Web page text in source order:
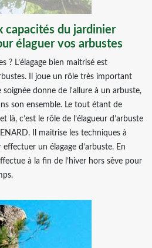
capacités du jardinier
élaguer vos arbustes
? L’élagage bien maitrisé est
Il joue un rôle très important
donne de l'allure à un arbuste,
son ensemble. Le tout étant de
là, c’est le rôle de l’élagueur d’arbuste
Il maitrise les techniques à
un élagage d’arbuste. En
à la fin de l’hiver hors sève pour